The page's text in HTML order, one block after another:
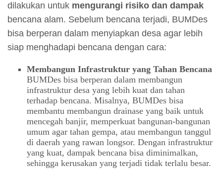
dilakukan untuk mengurangi risiko dan dampak
bencana alam. Sebelum bencana terjadi, BUMDes
bisa berperan dalam menyiapkan desa agar lebih
siap menghadapi bencana dengan cara:
Membangun Infrastruktur yang Tahan Bencana
BUMDes bisa berperan dalam membangun
infrastruktur desa yang lebih kuat dan tahan
terhadap bencana. Misalnya, BUMDes bisa
membantu membangun drainase yang baik untuk
mencegah banjir, memperkuat bangunan-bangunan
umum agar tahan gempa, atau membangun tanggul
di daerah yang rawan longsor. Dengan infrastruktur
yang kuat, dampak bencana bisa diminimalkan,
sehingga kerusakan yang terjadi tidak terlalu besar.